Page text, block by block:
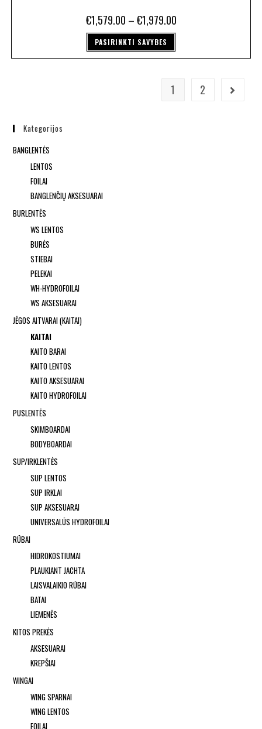
€1,579.00 –€1,979.00
PASIRINKTI SAVYBES
1 2
Kategorijos
BANGLENTĖS
LENTOS
FOILAI
BANGLENČIŲ AKSESUARAI
BURLENTĖS
WS LENTOS
BURĖS
STIEBAI
PELEKAI
WH-HYDROFOILAI
WS AKSESUARAI
JĖGOS AITVARAI (KAITAI)
KAITAI
KAITO BARAI
KAITO LENTOS
KAITO AKSESUARAI
KAITO HYDROFOILAI
PUSLENTĖS
SKIMBOARDAI
BODYBOARDAI
SUP/IRKLENTĖS
SUP LENTOS
SUP IRKLAI
SUP AKSESUARAI
UNIVERSALŪS HYDROFOILAI
RŪBAI
HIDROKOSTIUMAI
PLAUKIANT JACHTA
LAISVALAIKIO RŪBAI
BATAI
LIEMENĖS
KITOS PREKĖS
AKSESUARAI
KREPŠIAI
WINGAI
WING SPARNAI
WING LENTOS
FOILAI